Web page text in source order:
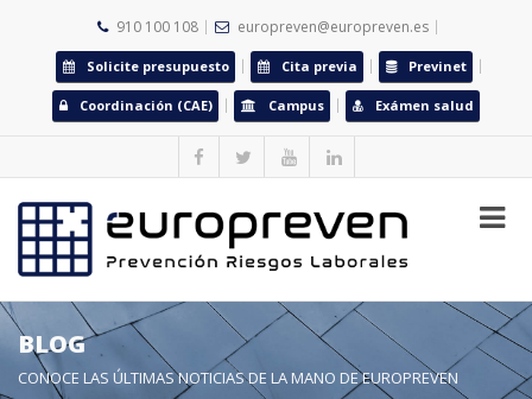
910 100 108 europreven@europreven.es
Solicite presupuesto Cita previa Previnet
Coordinación (CAE) Campus Exámen salud
BLOG
CONOCE LAS ÚLTIMAS NOTICIAS DE LA MANO DE EUROPREVEN